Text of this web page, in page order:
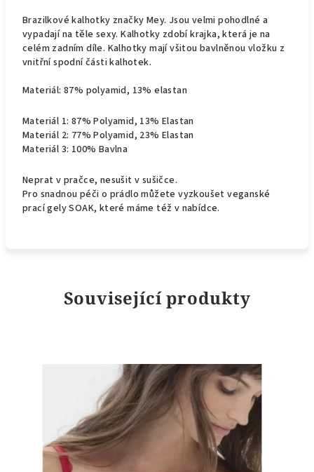
Brazilkové kalhotky značky Mey. Jsou velmi pohodlné a
vypadají na těle sexy. Kalhotky zdobí krajka, která je na
celém zadním díle. Kalhotky mají všitou bavlněnou vložku z
vnitřní spodní části kalhotek.
Materiál: 87% polyamid, 13% elastan
Materiál 1: 87% Polyamid, 13% Elastan
Materiál 2: 77% Polyamid, 23% Elastan
Materiál 3: 100% Bavlna
Neprat v pračce, nesušit v sušičce.
Pro snadnou péči o prádlo můžete vyzkoušet veganské
prací gely SOAK, které máme též v nabídce.
Související produkty